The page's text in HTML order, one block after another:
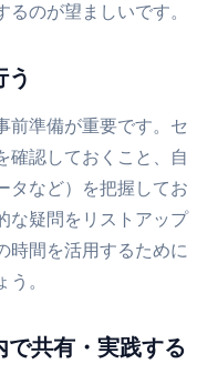
のが望ましいです。
う
前準備が重要です。セ
確認しておくこと、自
タなど）を把握してお
な疑問をリストアップ
時間を活用するために
。
で共有・実践する